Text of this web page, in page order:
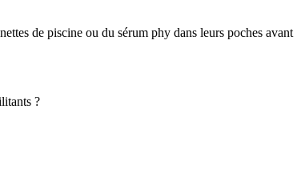
de piscine ou du sérum phy dans leurs poches avant
?